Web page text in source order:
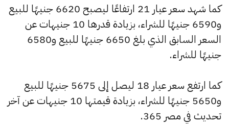
كما شهد سعر عيار 21 ارتفاعًا ليصبح 6620 جنيهًا للبيع
و6590 جنيهًا للشراء، بزيادة قدرها 10 جنيهات عن
السعر السابق الذي بلغ 6650 جنيهًا للبيع و6580
جنيهًا للشراء.
كما ارتفع سعر عيار 18 ليصل إلى 5675 جنيهًا للبيع
و5650 جنيهًا للشراء، بزيادة قيمتها 10 جنيهات عن آخر
تحديث في مصر 365.